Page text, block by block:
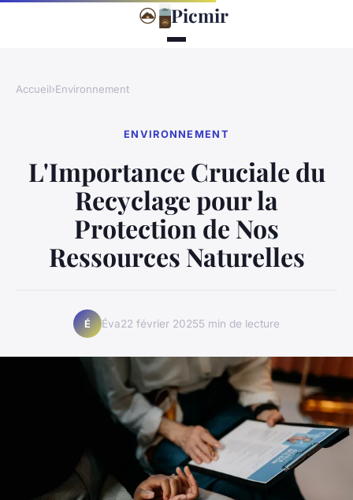
Picmir
Accueil›Environnement
ENVIRONNEMENT
L'Importance Cruciale du
Recyclage pour la
Protection de Nos
Ressources Naturelles
É Éva22 février 20255 min de lecture